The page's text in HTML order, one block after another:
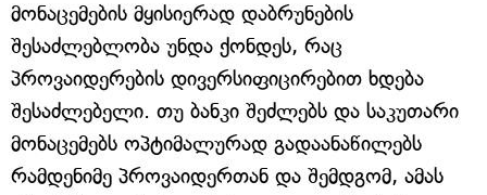
მონაცემების მყისიერად დაბრუნების
შესაძლებლობა უნდა ქონდეს, რაც
პროვაიდერების დივერსიფიცირებით ხდება
შესაძლებელი. თუ ბანკი შეძლებს და საკუთარი
მონაცემებს ოპტიმალურად გადაანაწილებს
რამდენიმე პროვაიდერთან და შემდგომ, ამას